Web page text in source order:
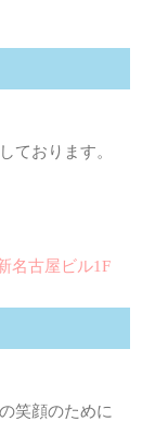
ております。
名古屋ビル1F
笑顔のために